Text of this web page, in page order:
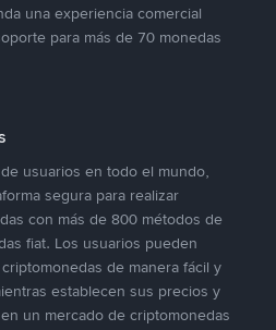
una experiencia comercial
para más de 70 monedas
usuarios en todo el mundo,
segura para realizar
con más de 800 métodos de
fiat. Los usuarios pueden
de manera fácil y
establecen sus precios y
un mercado de criptomonedas